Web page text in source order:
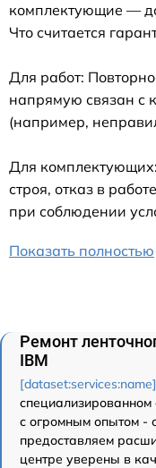
комплектующие —
Что считается
Для работ:
напрямую связан с
(например,
Для
строя, отказ в
при соблюдении
Показать полностью
Ремонт
IBM
с огромным опытом -
предоставляем
центре уверены в